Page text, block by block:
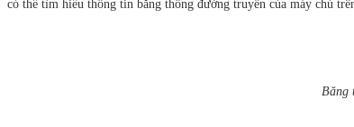
có thể tìm hiểu thông tin băng thông đường truyền của máy chủ
Băng